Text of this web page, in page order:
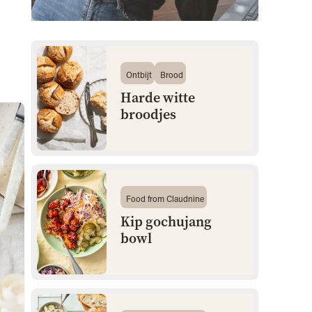
Ontbijt Brood
Harde witte
broodjes
Food from Claudnine
Kip gochujang
bowl